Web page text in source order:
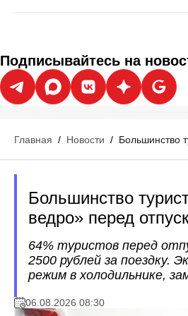
Подписывайтесь на
Главная / Новости / Большинство
Большинство
ведро» перед
64% туристов перед
2500 рублей за поездку.
режим в холодильнике,
06.08.2026 08:30